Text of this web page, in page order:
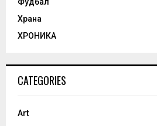
Храна
ХРОНИКА
CATEGORIES
Art